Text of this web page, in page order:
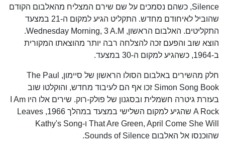
Silence, כשהם נסמכים על שם שירם המצליח מהאלבום הקודם
שהוביל לאיחודם מחדש. התקליט הגיע למקום ה-21 במצעד
התקליטים. האלבום הראשון, Wednesday Morning, 3 A.M.
הוצא שוב והפעם זכה להצלחה רבה יותר מהוצאתו המקורית
ב-1964, כשהגיע למקום ה-30 במצעד.
חלק מהשירים באלבום הסולו הראשון של סיימון, The Paul
Simon Song Book זכו אף הם לעיבוד מחדש, והוקלטו שוב
בעזרת גיטרה חשמלית ובסגנון של פולק-רוק. שירים אלו היו I Am
A Rock שהגיע למקום השלישי במצעד במהלך 1966, Leaves
That Are Green, April Come She Will ו-Kathy's Song
שהוכנסו אל האלבום Sounds of Silence.